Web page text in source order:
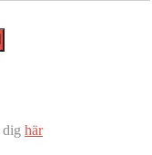
dig här